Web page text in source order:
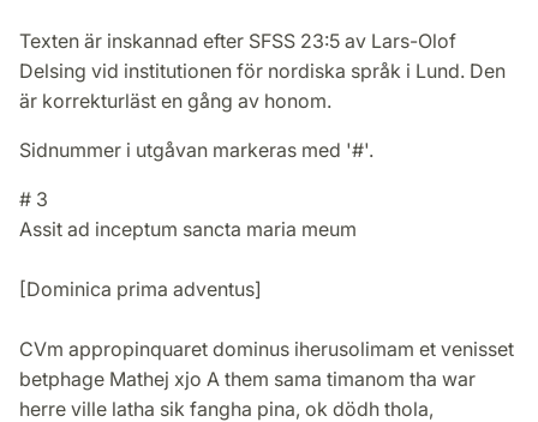
Texten är inskannad efter SFSS 23:5 av Lars-Olof
Delsing vid institutionen för nordiska språk i Lund. Den
är korrekturläst en gång av honom.
Sidnummer i utgåvan markeras med '#'.
# 3
Assit ad inceptum sancta maria meum
[Dominica prima adventus]
CVm appropinquaret dominus iherusolimam et venisset
betphage Mathej xjo A them sama timanom tha war
herre ville latha sik fangha pina, ok dödh thola,